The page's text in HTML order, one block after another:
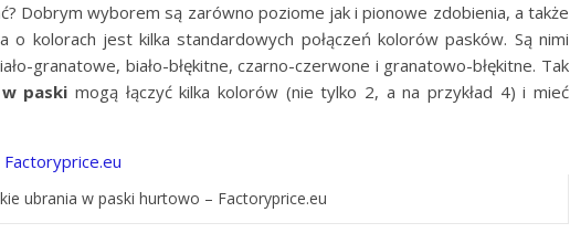
Dobrym wyborem są zarówno poziome jak i pionowe zdobienia, a także
o kolorach jest kilka standardowych połączeń kolorów pasków. Są nimi
granatowe, biało-błękitne, czarno-czerwone i granatowo-błękitne. Tak
paski mogą łączyć kilka kolorów (nie tylko 2, a na przykład 4) i mieć
ubrania w paski hurtowo – Factoryprice.eu